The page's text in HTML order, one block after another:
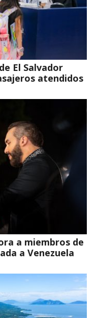
El Salvador
atendidos
a miembros de
a Venezuela